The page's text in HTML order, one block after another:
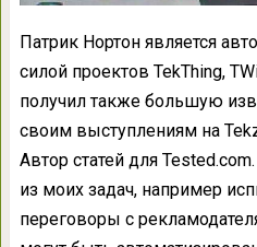
Патрик Нортон является
силой проектов TekThing,
получил также большую
своим выступлениям на
Автор статей для
из моих задач, например
переговоры с